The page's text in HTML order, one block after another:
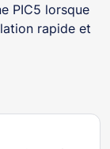
PIC5 lorsque
rapide et